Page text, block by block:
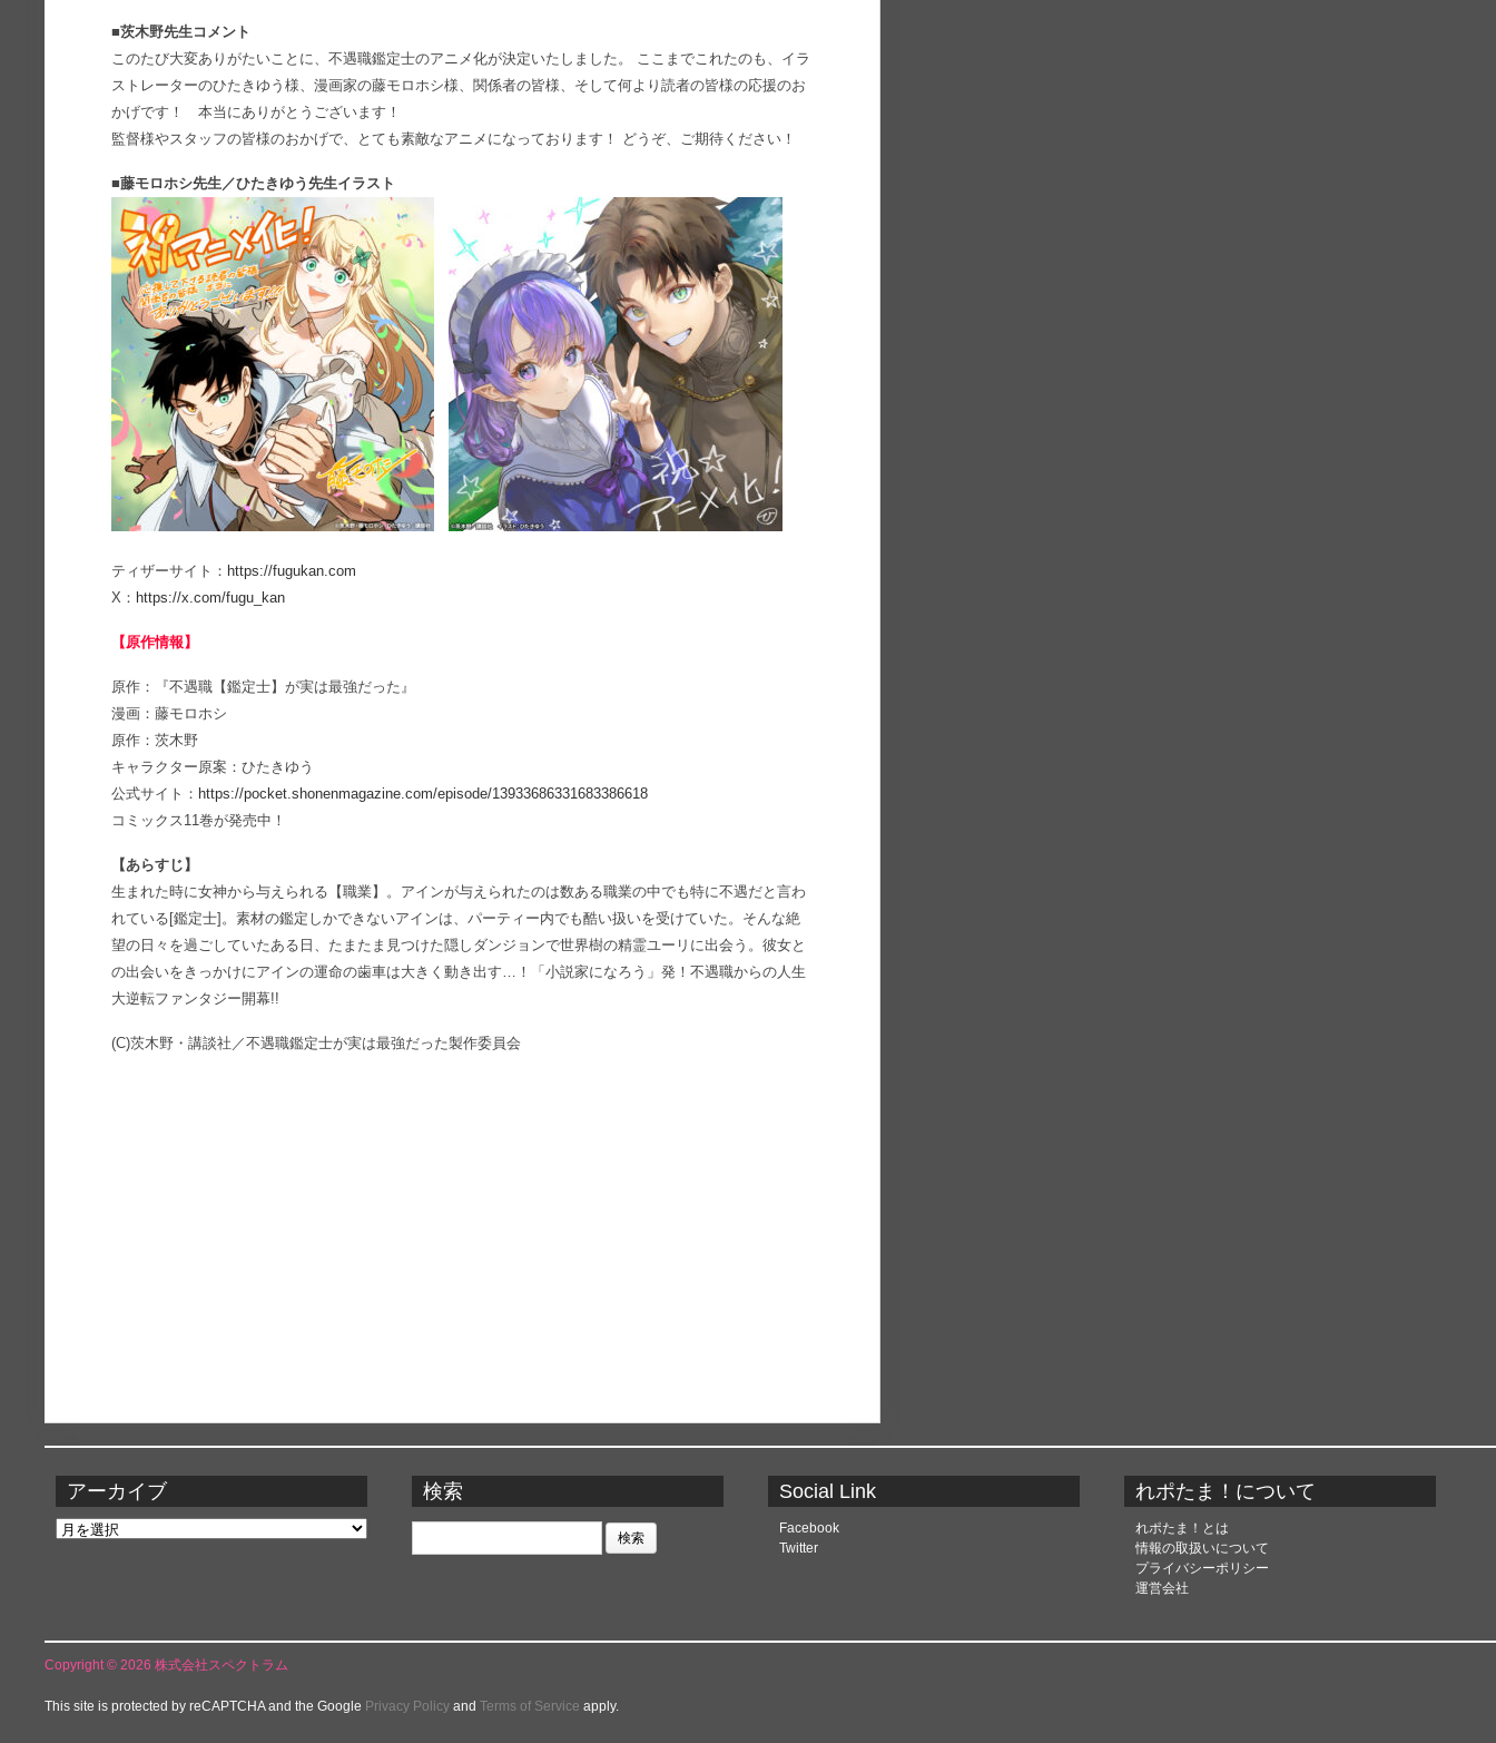
■茨木野先生コメント
このたび大変ありがたいことに、不遇職鑑定士のアニメ化が決定いたしました。 ここまでこれたのも、イラ
ストレーターのひたきゆう様、漫画家の藤モロホシ様、関係者の皆様、そして何より読者の皆様の応援のお
かげです！ 本当にありがとうございます！
監督様やスタッフの皆様のおかげで、とても素敵なアニメになっております！ どうぞ、ご期待ください！
■藤モロホシ先生／ひたきゆう先生イラスト
ティザーサイト： https://fugukan.com
X： https://x.com/fugu_kan
【原作情報】
原作：『不遇職【鑑定士】が実は最強だった』
漫画：藤モロホシ
原作：茨木野
キャラクター原案：ひたきゆう
公式サイト： https://pocket.shonenmagazine.com/episode/13933686331683386618
コミックス11巻が発売中！
【あらすじ】
生まれた時に女神から与えられる【職業】。アインが与えられたのは数ある職業の中でも特に不遇だと言わ
れている[鑑定士]。素材の鑑定しかできないアインは、パーティー内でも酷い扱いを受けていた。そんな絶
望の日々を過ごしていたある日、たまたま見つけた隠しダンジョンで世界樹の精霊ユーリに出会う。彼女と
の出会いをきっかけにアインの運命の歯車は大きく動き出す…！「小説家になろう」発！不遇職からの人生
大逆転ファンタジー開幕!!
(C)茨木野・講談社／不遇職鑑定士が実は最強だった製作委員会
アーカイブ
ア
検索
検
Social Link
Facebook
Twitter
れポたま！について
れポたま！とは
情報の取扱いについて
プライバシーポリシー
運営会社
Copyright © 2026 株式会社スペクトラム
This site is protected by reCAPTCHA and the Google Privacy Policy andTerms of Service apply.